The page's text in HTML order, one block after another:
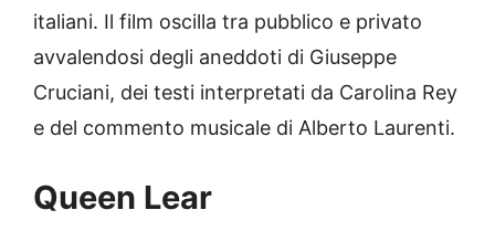
italiani. Il film oscilla tra pubblico e privato
avvalendosi degli aneddoti di Giuseppe
Cruciani, dei testi interpretati da Carolina Rey
e del commento musicale di Alberto Laurenti.
Queen Lear